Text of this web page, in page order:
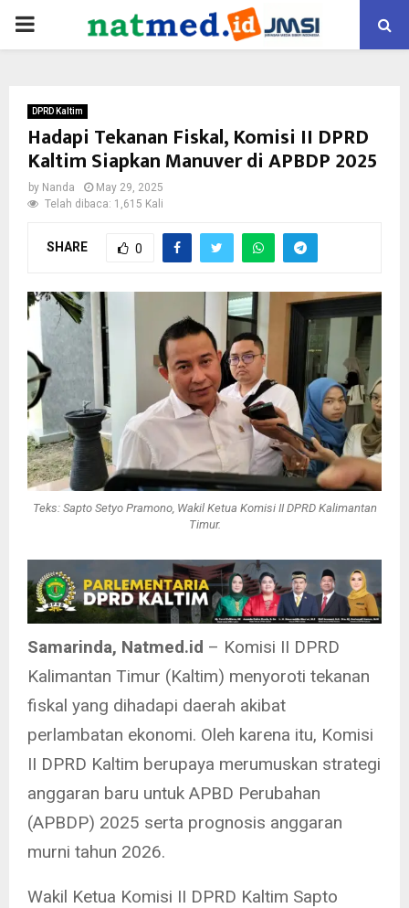
PRIMARY
DPRD Kaltim
Hadapi Tekanan Fiskal, Komisi II DPRD
Kaltim Siapkan Manuver di APBDP 2025
by Nanda
May 29, 2025
Telah dibaca: 1,615 Kali
SHARE 0
Teks: Sapto Setyo Pramono, Wakil Ketua Komisi II DPRD Kalimantan
Timur.
Samarinda, Natmed.id – Komisi II DPRD
Kalimantan Timur (Kaltim) menyoroti tekanan
fiskal yang dihadapi daerah akibat
perlambatan ekonomi. Oleh karena itu, Komisi
II DPRD Kaltim berupaya merumuskan strategi
anggaran baru untuk APBD Perubahan
(APBDP) 2025 serta prognosis anggaran
murni tahun 2026.
Wakil Ketua Komisi II DPRD Kaltim Sapto